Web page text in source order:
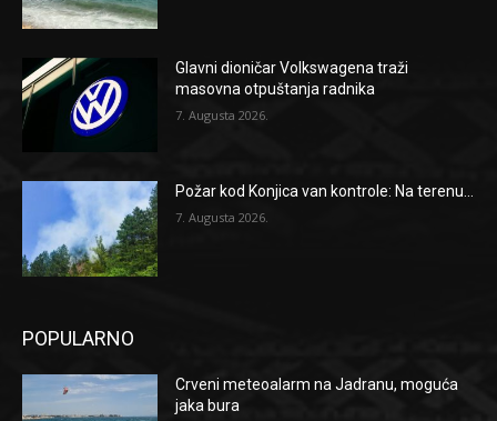
Glavni dioničar Volkswagena traži
masovna otpuštanja radnika
7. Augusta 2026.
Požar kod Konjica van kontrole: Na terenu...
7. Augusta 2026.
POPULARNO
Crveni meteoalarm na Jadranu, moguća
jaka bura